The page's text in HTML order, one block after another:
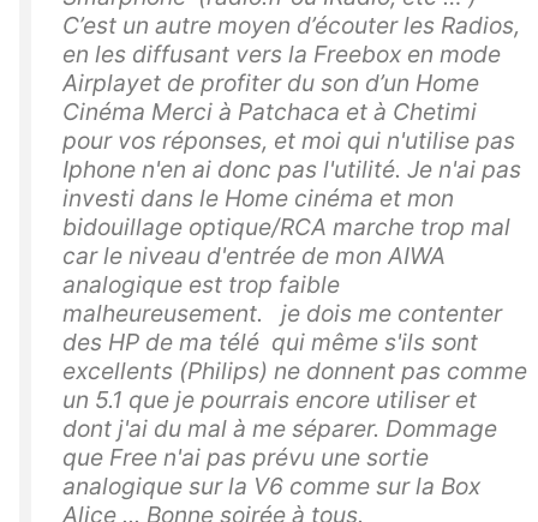
C’est un autre moyen d’écouter les Radios,
en les diffusant vers la Freebox en mode
Airplayet de profiter du son d’un Home
Cinéma Merci à Patchaca et à Chetimi
pour vos réponses, et moi qui n'utilise pas
Iphone n'en ai donc pas l'utilité. Je n'ai pas
investi dans le Home cinéma et mon
bidouillage optique/RCA marche trop mal
car le niveau d'entrée de mon AIWA
analogique est trop faible
malheureusement. je dois me contenter
des HP de ma télé qui même s'ils sont
excellents (Philips) ne donnent pas comme
un 5.1 que je pourrais encore utiliser et
dont j'ai du mal à me séparer. Dommage
que Free n'ai pas prévu une sortie
analogique sur la V6 comme sur la Box
Alice ... Bonne soirée à tous.